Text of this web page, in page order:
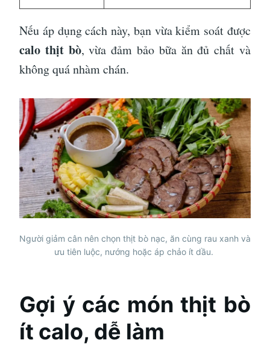
Nếu áp dụng cách này, bạn vừa kiểm soát được
calo thịt bò, vừa đảm bảo bữa ăn đủ chất và
không quá nhàm chán.
Người giảm cân nên chọn thịt bò nạc, ăn cùng rau xanh và
ưu tiên luộc, nướng hoặc áp chảo ít dầu.
Gợi ý các món thịt bò
ít calo, dễ làm